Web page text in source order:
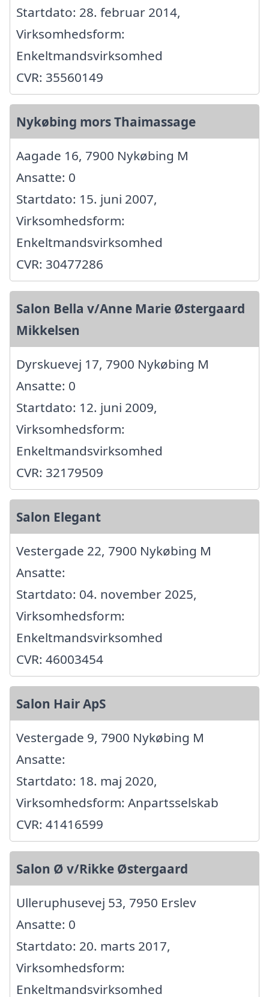
Startdato: 28. februar 2014,
Virksomhedsform:
Enkeltmandsvirksomhed
CVR: 35560149
Nykøbing mors Thaimassage
Aagade 16, 7900 Nykøbing M
Ansatte: 0
Startdato: 15. juni 2007,
Virksomhedsform:
Enkeltmandsvirksomhed
CVR: 30477286
Salon Bella v/Anne Marie Østergaard
Mikkelsen
Dyrskuevej 17, 7900 Nykøbing M
Ansatte: 0
Startdato: 12. juni 2009,
Virksomhedsform:
Enkeltmandsvirksomhed
CVR: 32179509
Salon Elegant
Vestergade 22, 7900 Nykøbing M
Ansatte:
Startdato: 04. november 2025,
Virksomhedsform:
Enkeltmandsvirksomhed
CVR: 46003454
Salon Hair ApS
Vestergade 9, 7900 Nykøbing M
Ansatte:
Startdato: 18. maj 2020,
Virksomhedsform: Anpartsselskab
CVR: 41416599
Salon Ø v/Rikke Østergaard
Ulleruphusevej 53, 7950 Erslev
Ansatte: 0
Startdato: 20. marts 2017,
Virksomhedsform:
Enkeltmandsvirksomhed